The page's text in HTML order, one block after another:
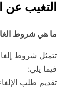
التغيب عن
ما هي شروط
تتمثل شروط
فيما يلي:
تقديم طلب